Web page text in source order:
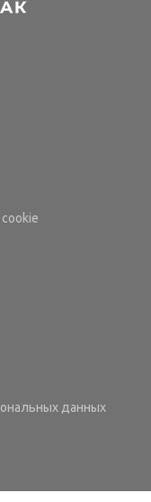
данных